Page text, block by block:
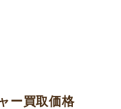
ー買取価格